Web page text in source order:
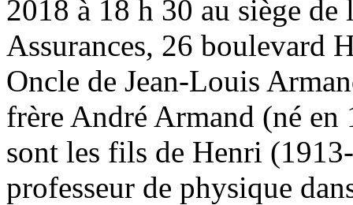
2018 à 18 h 30 au siège de
Assurances, 26 boulevard
Oncle de Jean-Louis
frère André Armand (né
sont les fils de Henri
professeur de physique